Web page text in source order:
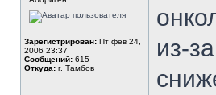
Зарегистрирован: Пт фев 24,
2006 23:37
Сообщений: 615
Откуда: г. Тамбов
из-